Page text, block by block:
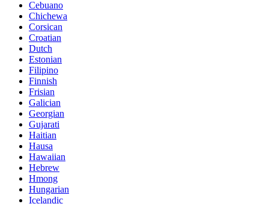
Cebuano
Chichewa
Corsican
Croatian
Dutch
Estonian
Filipino
Finnish
Frisian
Galician
Georgian
Gujarati
Haitian
Hausa
Hawaiian
Hebrew
Hmong
Hungarian
Icelandic